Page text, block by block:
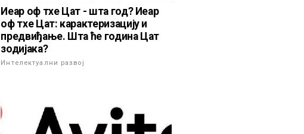
Иеар оф тхе Цат - шта год? Иеар
оф тхе Цат: карактеризацију и
предвиђање. Шта ће година Цат
зодијака?
Интелектуални развој